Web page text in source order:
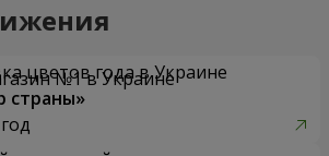
цветов года в Украине
страны»